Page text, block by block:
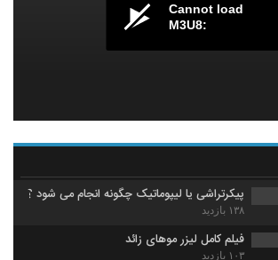
Cannot load
M3U8:
پیکرتراشی یا لیپوماتیک چگونه انجام می شود ؟
۱۳۸ بازدید
فیلم کامل لیزر موهای زائد
۱۰۳ بازدید